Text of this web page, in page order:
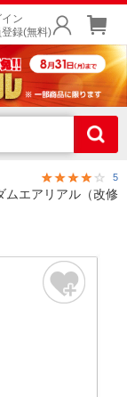
イン
録(無料)
5
ムエアリアル（改修